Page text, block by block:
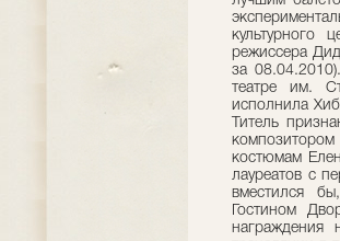
культурного
режиссера
за
театре им.
исполнила
Титель
костюмам
лауреатов с
вместился
Гостином
награждения